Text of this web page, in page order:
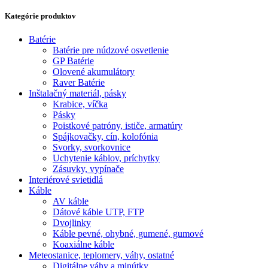
Kategórie produktov
Batérie
Batérie pre núdzové osvetlenie
GP Batérie
Olovené akumulátory
Raver Batérie
Inštalačný materiál, pásky
Krabice, víčka
Pásky
Poistkové patróny, ističe, armatúry
Spájkovačky, cín, kolofónia
Svorky, svorkovnice
Uchytenie káblov, príchytky
Zásuvky, vypínače
Interiérové svietidlá
Káble
AV káble
Dátové káble UTP, FTP
Dvojlinky
Káble pevné, ohybné, gumené, gumové
Koaxiálne káble
Meteostanice, teplomery, váhy, ostatné